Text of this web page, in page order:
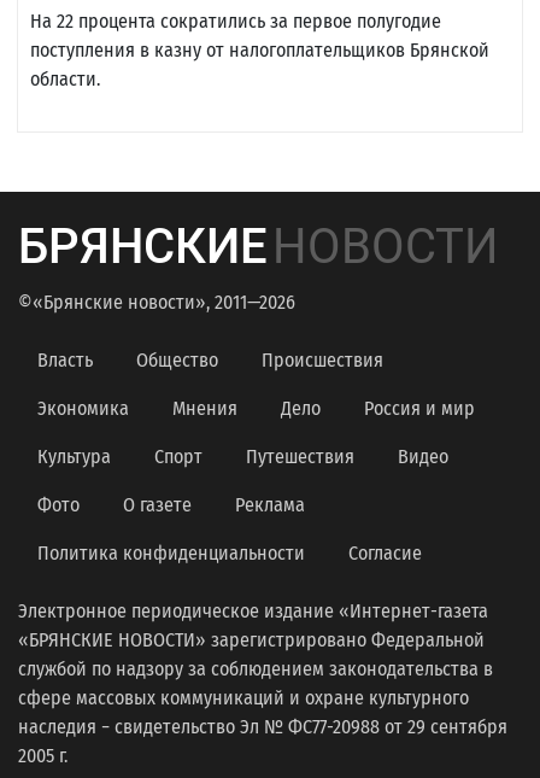
На 22 процента сократились за первое полугодие
поступления в казну от налогоплательщиков Брянской
области.
БРЯНСКИЕНОВОСТИ
©«Брянские новости», 2011—2026
Власть Общество Происшествия
Экономика Мнения Дело Россия и мир
Культура Спорт Путешествия Видео
Фото О газете Реклама
Политика конфиденциальности Согласие
Электронное периодическое издание «Интернет-газета
«БРЯНСКИЕ НОВОСТИ» зарегистрировано Федеральной
службой по надзору за соблюдением законодательства в
сфере массовых коммуникаций и охране культурного
наследия − свидетельство Эл № ФС77-20988 от 29 сентября
2005 г.